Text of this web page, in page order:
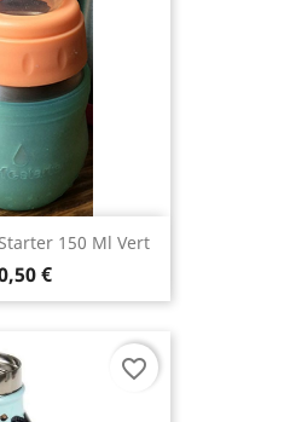
150 Ml Vert
€
favorite_border